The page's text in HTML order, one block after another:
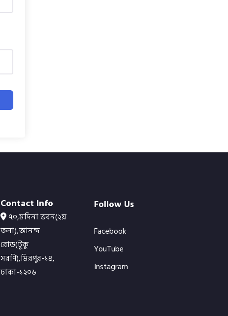
Contact Info
৭০,মদিনা ভবন(২য়
তলা),আনন্দ
রোড(টুকু
সরণি),মিরপুর-১৪,
ঢাকা-১২০৬
Follow Us
Facebook
YouTube
Instagram